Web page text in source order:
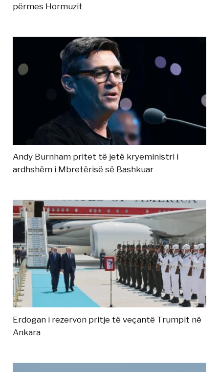
përmes Hormuzit
Andy Burnham pritet të jetë kryeministri i
ardhshëm i Mbretërisë së Bashkuar
Erdogan i rezervon pritje të veçantë Trumpit në
Ankara